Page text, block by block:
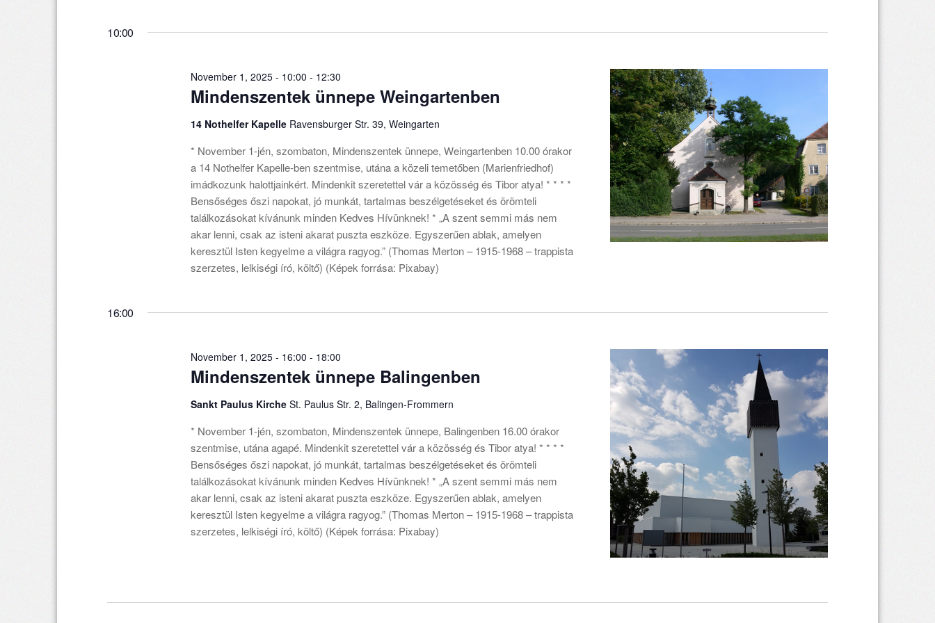
1,
Schlüsselwort.
10:00
Mindenszentek ünnepe Weingartenben
November 1, 2025 - 10:00 - 12:30
14 Nothelfer Kapelle Ravensburger Str. 39, Weingarten
* November 1-jén, szombaton, Mindenszentek ünnepe, Weingartenben 10.00 órakor
a 14 Nothelfer Kapelle-ben szentmise, utána a közeli temetőben (Marienfriedhof)
imádkozunk halottjainkért. Mindenkit szeretettel vár a közösség és Tibor atya! * * * *
Bensőséges őszi napokat, jó munkát, tartalmas beszélgetéseket és örömteli
találkozásokat kívánunk minden Kedves Hívünknek! * „A szent semmi más nem
akar lenni, csak az isteni akarat puszta eszköze. Egyszerűen ablak, amelyen
keresztül Isten kegyelme a világra ragyog.” (Thomas Merton – 1915-1968 – trappista
szerzetes, lelkiségi író, költő) (Képek forrása: Pixabay)
16:00
Mindenszentek ünnepe Balingenben
November 1, 2025 - 16:00 - 18:00
Sankt Paulus KircheSt. Paulus Str. 2, Balingen-Frommern
* November 1-jén, szombaton, Mindenszentek ünnepe, Balingenben 16.00 órakor
szentmise, utána agapé. Mindenkit szeretettel vár a közösség és Tibor atya! * * * *
Bensőséges őszi napokat, jó munkát, tartalmas beszélgetéseket és örömteli
találkozásokat kívánunk minden Kedves Hívünknek! * „A szent semmi más nem
akar lenni, csak az isteni akarat puszta eszköze. Egyszerűen ablak, amelyen
keresztül Isten kegyelme a világra ragyog.” (Thomas Merton – 1915-1968 – trappista
szerzetes, lelkiségi író, költő) (Képek forrása: Pixabay)